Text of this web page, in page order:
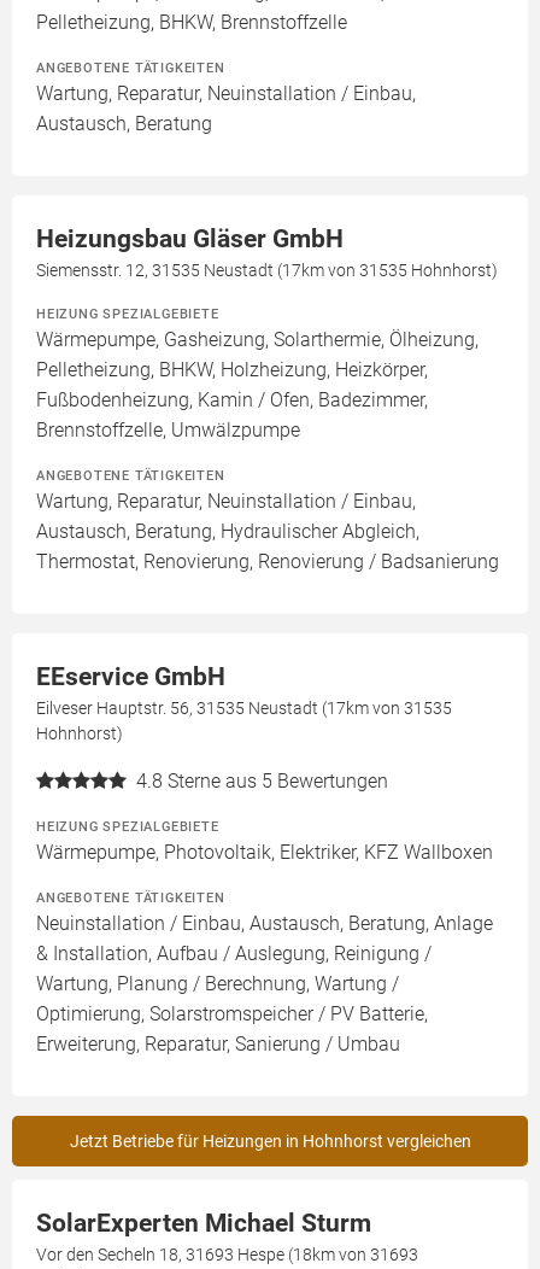
Pelletheizung, BHKW, Brennstoffzelle
ANGEBOTENE TÄTIGKEITEN
Wartung, Reparatur, Neuinstallation / Einbau,
Austausch, Beratung
Heizungsbau Gläser GmbH
Siemensstr. 12, 31535 Neustadt (17km von 31535 Hohnhorst)
HEIZUNG SPEZIALGEBIETE
Wärmepumpe, Gasheizung, Solarthermie, Ölheizung,
Pelletheizung, BHKW, Holzheizung, Heizkörper,
Fußbodenheizung, Kamin / Ofen, Badezimmer,
Brennstoffzelle, Umwälzpumpe
ANGEBOTENE TÄTIGKEITEN
Wartung, Reparatur, Neuinstallation / Einbau,
Austausch, Beratung, Hydraulischer Abgleich,
Thermostat, Renovierung, Renovierung / Badsanierung
EEservice GmbH
Eilveser Hauptstr. 56, 31535 Neustadt (17km von 31535
Hohnhorst)
4.8 Sterne aus 5 Bewertungen
HEIZUNG SPEZIALGEBIETE
Wärmepumpe, Photovoltaik, Elektriker, KFZ Wallboxen
ANGEBOTENE TÄTIGKEITEN
Neuinstallation / Einbau, Austausch, Beratung, Anlage
& Installation, Aufbau / Auslegung, Reinigung /
Wartung, Planung / Berechnung, Wartung /
Optimierung, Solarstromspeicher / PV Batterie,
Erweiterung, Reparatur, Sanierung / Umbau
Jetzt Betriebe für Heizungen in Hohnhorst vergleichen
SolarExperten Michael Sturm
Vor den Secheln 18, 31693 Hespe (18km von 31693